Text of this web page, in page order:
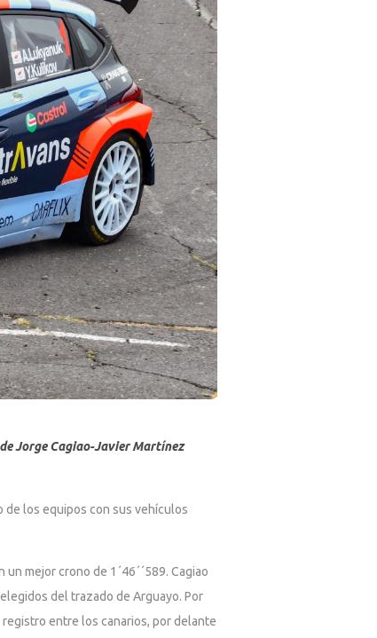
Jorge Cagiao-Javier Martínez
de los equipos con sus vehículos
mejor crono de 1´46´´589. Cagiao
del trazado de Arguayo. Por
registro entre los canarios, por delante